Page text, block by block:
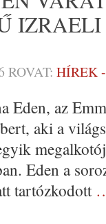
IZRAELI
ROVAT: HÍREK
Eden, az
aki a
Eden a
tartózkodott